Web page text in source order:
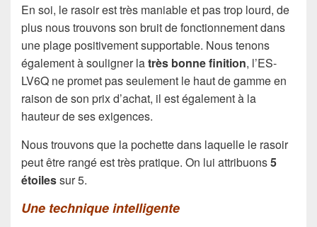
En soi, le rasoir est très maniable et pas trop lourd, de
plus nous trouvons son bruit de fonctionnement dans
une plage positivement supportable. Nous tenons
également à souligner latrès bonne finition, l’ES-
LV6Q ne promet pas seulement le haut de gamme en
raison de son prix d’achat, il est également à la
hauteur de ses exigences.
Nous trouvons que la pochette dans laquelle le rasoir
peut être rangé est très pratique. On lui attribuons5
étoilessur 5.
Une technique intelligente